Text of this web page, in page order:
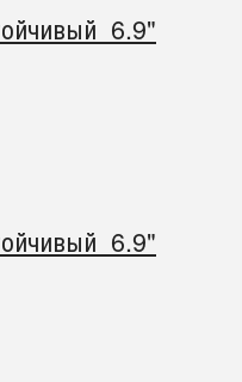
6.9"
6.9"